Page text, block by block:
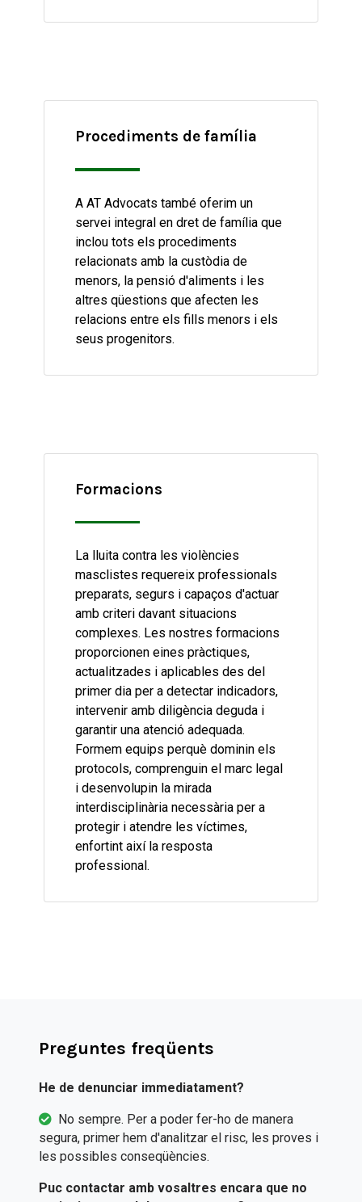
Procediments de família
A AT Advocats també oferim un
servei integral en dret de família que
inclou tots els procediments
relacionats amb la custòdia de
menors, la pensió d'aliments i les
altres qüestions que afecten les
relacions entre els fills menors i els
seus progenitors.
Formacions
La lluita contra les violències
masclistes requereix professionals
preparats, segurs i capaços d'actuar
amb criteri davant situacions
complexes. Les nostres formacions
proporcionen eines pràctiques,
actualitzades i aplicables des del
primer dia per a detectar indicadors,
intervenir amb diligència deguda i
garantir una atenció adequada.
Formem equips perquè dominin els
protocols, comprenguin el marc legal
i desenvolupin la mirada
interdisciplinària necessària per a
protegir i atendre les víctimes,
enfortint així la resposta
professional.
Preguntes freqüents
He de denunciar immediatament?
No sempre. Per a poder fer-ho de manera
segura, primer hem d'analitzar el risc, les proves i
les possibles conseqüències.
Puc contactar amb vosaltres encara que no